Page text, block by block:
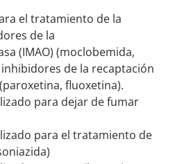
el tratamiento de la
de la
(IMAO) (moclobemida,
de la recaptación
fluoxetina).
para dejar de fumar
para el tratamiento de